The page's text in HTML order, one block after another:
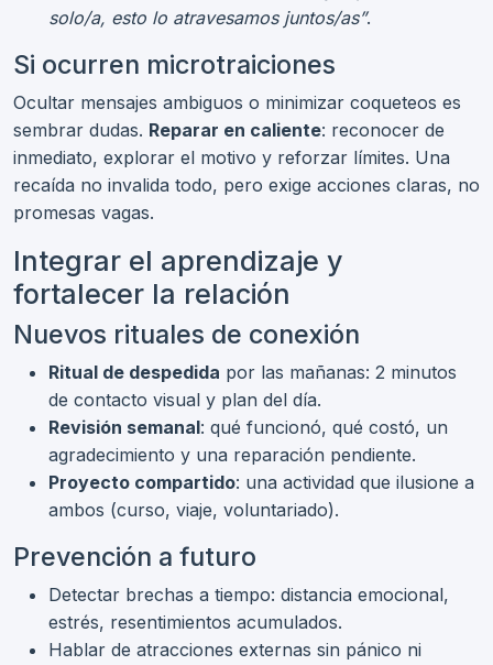
solo/a, esto lo atravesamos juntos/as”.
Si ocurren microtraiciones
Ocultar mensajes ambiguos o minimizar coqueteos es
sembrar dudas. Reparar en caliente: reconocer de
inmediato, explorar el motivo y reforzar límites. Una
recaída no invalida todo, pero exige acciones claras, no
promesas vagas.
Integrar el aprendizaje y
fortalecer la relación
Nuevos rituales de conexión
Ritual de despedida por las mañanas: 2 minutos
de contacto visual y plan del día.
Revisión semanal: qué funcionó, qué costó, un
agradecimiento y una reparación pendiente.
Proyecto compartido: una actividad que ilusione a
ambos (curso, viaje, voluntariado).
Prevención a futuro
Detectar brechas a tiempo: distancia emocional,
estrés, resentimientos acumulados.
Hablar de atracciones externas sin pánico ni